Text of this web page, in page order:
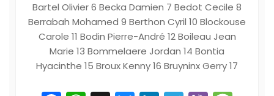
Bartel Olivier 6 Becka Damien 7 Bedot Cecile 8
Berrabah Mohamed 9 Berthon Cyril 10 Blockouse
Carole 11 Bodin Pierre-André 12 Boileau Jean
Marie 13 Bommelaere Jordan 14 Bontia
Hyacinthe 15 Broux Kenny 16 Bruyninx Gerry 17